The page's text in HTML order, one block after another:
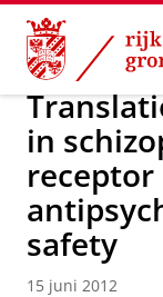
Skip
Content
Skip
Navigation
Over ons
in
receptor
safety
15 juni 2012